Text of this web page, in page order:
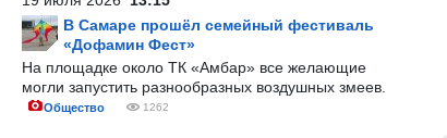
В Самаре прошёл семейный фестиваль
«Дофамин Фест»
На площадке около ТК «Амбар» все желающие
могли запустить разнообразных воздушных змеев.
Общество 1262